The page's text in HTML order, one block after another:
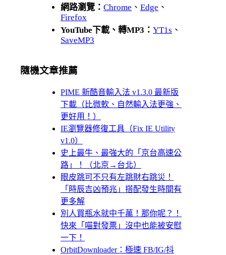
網路瀏覽： Chrome 、 Edge 、
Firefox
YouTube下載、轉MP3： YT1s 、
SaveMP3
隨機文章推薦
PIME 新酷音輸入法 v1.3.0 最新版
下載（比微軟、自然輸入法更強、
更好用！）
IE瀏覽器修復工具（Fix IE Utility
v1.0）
史上最牛、最強大的「京台高速公
路」！（北京→台北）
眼皮跳可不只有左跳財右跳災！
「時辰吉凶預兆」搭配發生時間有
更多解
別人買瓶水就中千萬！那你呢？！
快來「喵對發票」沒中也能被安慰
一下！
OrbitDownloader：極速 FB/IG/抖